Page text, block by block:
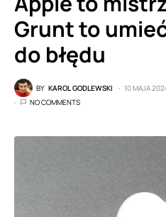
Grunt to
do błędu
BY KAROL GODLEWSKI 10 MAJA
NO COMMENTS